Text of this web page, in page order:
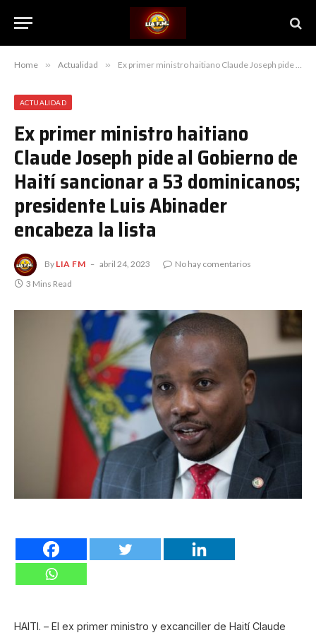
Home » Actualidad » Ex primer ministro haitiano Claude Joseph pide al Gobierno de Haití sancionar a 53 dominicanos; presidente Luis Abinader encabeza la lista
ACTUALIDAD
Ex primer ministro haitiano
Claude Joseph pide al Gobierno de
Haití sancionar a 53 dominicanos;
presidente Luis Abinader
encabeza la lista
By LIA FM abril 24, 2023
No hay comentarios
3 Mins Read
HAITI. – El ex primer ministro y excanciller de Haití Claude